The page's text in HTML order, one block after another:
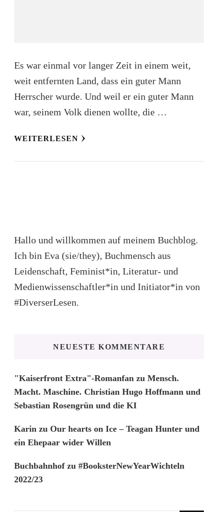
Es war einmal vor langer Zeit in einem weit,
weit entfernten Land, dass ein guter Mann
Herrscher wurde. Und weil er ein guter Mann
war, seinem Volk dienen wollte, die …
WEITERLESEN
Hallo und willkommen auf meinem Buchblog.
Ich bin Eva (sie/they), Buchmensch aus
Leidenschaft, Feminist*in, Literatur- und
Medienwissenschaftler*in und Initiator*in von
#DiverserLesen.
NEUESTE KOMMENTARE
"Kaiserfront Extra"-Romanfan zu Mensch.
Macht. Maschine. Christian Hugo Hoffmann und
Sebastian Rosengrün und die KI
Karin zu Our hearts on Ice – Teagan Hunter und
ein Ehepaar wider Willen
Buchbahnhofzu #BooksterNewYearWichteln
2022/23